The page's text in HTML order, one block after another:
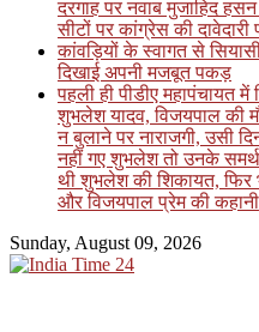
दरगाह पर नवाब मुजाहिद
सीटों पर कांग्रेस की
कांवड़ियों के स्वागत से
दिखाई अपनी मजबूत पकड़
पहली ही पीडीए महापंचायत में
शुभलेश यादव, विजयपाल की
न बुलाने पर नाराजगी, उसी
नहीं गए शुभलेश तो उनके
थी शुभलेश की शिकायत, फिर
और विजयपाल प्रेम की कहानी
Sunday, August 09, 2026